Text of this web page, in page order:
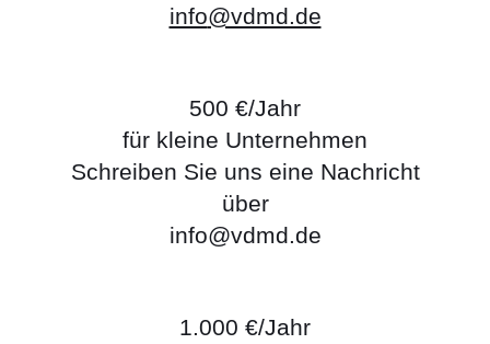
info@vdmd.de
500 €/Jahr
für kleine Unternehmen
Schreiben Sie uns eine Nachricht
über
info@vdmd.de
1.000 €/Jahr